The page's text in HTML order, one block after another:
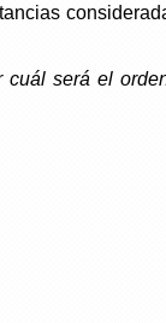
será el